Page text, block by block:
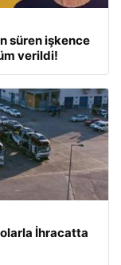
süren işkence
verildi!
İhracatta